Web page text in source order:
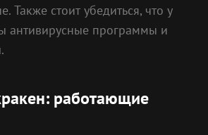
Также стоит убедиться, что у
антивирусные программы и
работающие